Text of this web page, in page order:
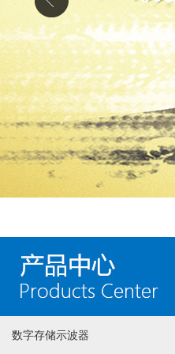
数字存储示波器